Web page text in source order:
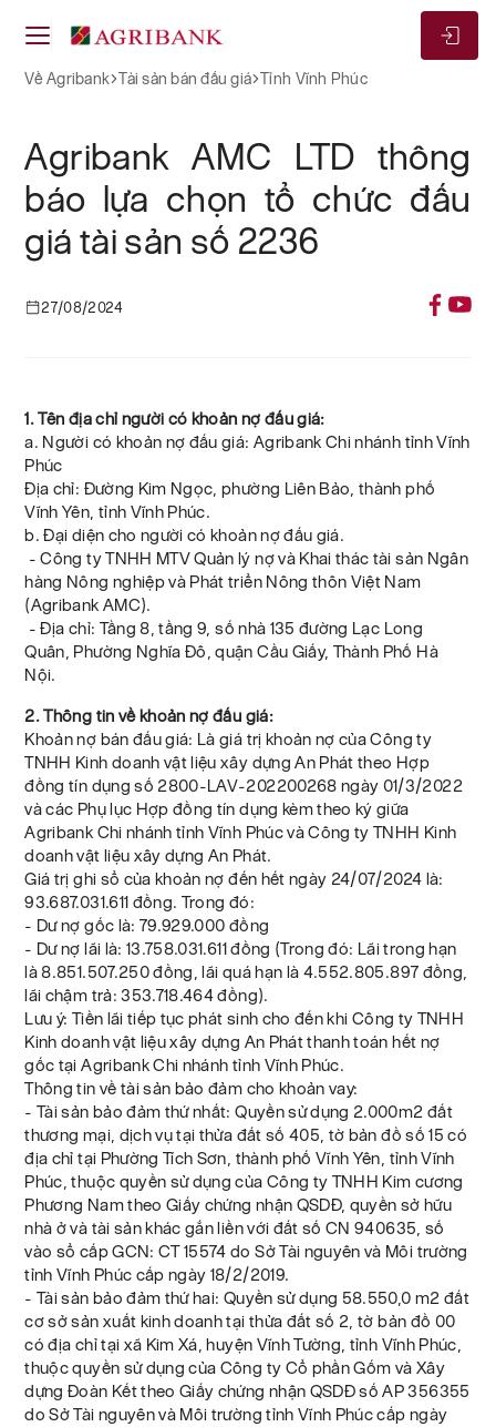
Về Agribank Tài sản bán đấu giá Tỉnh Vĩnh Phúc
Agribank AMC LTD thông
báo lựa chọn tổ chức đấu
giá tài sản số 2236
27/08/2024
1. Tên địa chỉ người có khoản nợ đấu giá:
a. Người có khoản nợ đấu giá: Agribank Chi nhánh tỉnh Vĩnh
Phúc
Địa chỉ: Đường Kim Ngọc, phường Liên Bảo, thành phố
Vĩnh Yên, tỉnh Vĩnh Phúc.
b. Đại diện cho người có khoản nợ đấu giá.
- Công ty TNHH MTV Quản lý nợ và Khai thác tài sản Ngân
hàng Nông nghiệp và Phát triển Nông thôn Việt Nam
(Agribank AMC).
- Địa chỉ: Tầng 8, tầng 9, số nhà 135 đường Lạc Long
Quân, Phường Nghĩa Đô, quận Cầu Giấy, Thành Phố Hà
Nội.
2. Thông tin về khoản nợ đấu giá:
Khoản nợ bán đấu giá: Là giá trị khoản nợ của Công ty
TNHH Kinh doanh vật liệu xây dựng An Phát theo Hợp
đồng tín dụng số 2800-LAV-202200268 ngày 01/3/2022
và các Phụ lục Hợp đồng tín dụng kèm theo ký giữa
Agribank Chi nhánh tỉnh Vĩnh Phúc và Công ty TNHH Kinh
doanh vật liệu xây dựng An Phát.
Giá trị ghi sổ của khoản nợ đến hết ngày 24/07/2024 là:
93.687.031.611 đồng. Trong đó:
- Dư nợ gốc là: 79.929.000 đồng
- Dư nợ lãi là: 13.758.031.611 đồng (Trong đó: Lãi trong hạn
là 8.851.507.250 đồng, lãi quá hạn là 4.552.805.897 đồng,
lãi chậm trả: 353.718.464 đồng).
Lưu ý: Tiền lãi tiếp tục phát sinh cho đến khi Công ty TNHH
Kinh doanh vật liệu xây dựng An Phát thanh toán hết nợ
gốc tại Agribank Chi nhánh tỉnh Vĩnh Phúc.
Thông tin về tài sản bảo đảm cho khoản vay:
- Tài sản bảo đảm thứ nhất: Quyền sử dụng 2.000m2 đất
thương mại, dịch vụ tại thửa đất số 405, tờ bản đồ số 15 có
địa chỉ tại Phường Tích Sơn, thành phố Vĩnh Yên, tỉnh Vĩnh
Phúc, thuộc quyền sử dụng của Công ty TNHH Kim cương
Phương Nam theo Giấy chứng nhận QSDĐ, quyền sở hữu
nhà ở và tài sản khác gắn liền với đất số CN 940635, số
vào sổ cấp GCN: CT 15574 do Sở Tài nguyên và Môi trường
tỉnh Vĩnh Phúc cấp ngày 18/2/2019.
- Tài sản bảo đảm thứ hai: Quyền sử dụng 58.550,0 m2 đất
cơ sở sản xuất kinh doanh tại thửa đất số 2, tờ bản đồ 00
có địa chỉ tại xã Kim Xá, huyện Vĩnh Tường, tỉnh Vĩnh Phúc,
thuộc quyền sử dụng của Công ty Cổ phần Gốm và Xây
dựng Đoàn Kết theo Giấy chứng nhận QSDĐ số AP 356355
do Sở Tài nguyên và Môi trường tỉnh Vĩnh Phúc cấp ngày